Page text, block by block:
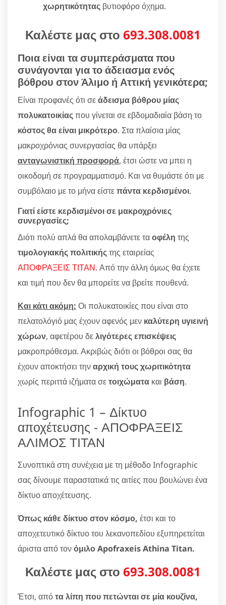
χωρητικότητας βυτιοφόρο όχημα.
Καλέστε μας στο 693.308.0081
Ποια είναι τα συμπεράσματα που
συνάγονται για το άδειασμα ενός
βόθρου στον Άλιμο ή Αττική γενικότερα;
Είναι προφανές ότι σεάδεισμα βόθρου μίας
πολυκατοικίαςπου γίνεται σε εβδομαδιαία βάση το
κόστος θα είναι μικρότερο. Στα πλαίσια μίας
μακροχρόνιας συνεργασίας θα υπάρξει
ανταγωνιστική προσφορά, έτσι ώστε να μπει η
οικοδομή σε προγραμματισμό. Και να θυμάστε ότι με
συμβόλαιο με το μήνα είστεπάντα κερδισμένοι.
Γιατί είστε κερδισμένοι σε μακροχρόνιες
συνεργασίες;
Διότι πολύ απλά θα απολαμβάνετε ταοφέλη της
τιμολογιακής πολιτικήςτης εταιρείας
ΑΠΟΦΡΑΞΕΙΣ ΤΙΤΑΝ. Από την άλλη όμως θα έχετε
και τιμή που δεν θα μπορείτε να βρείτε πουθενά.
Και κάτι ακόμη: Οι πολυκατοικίες που είναι στο
πελατολόγιό μας έχουν αφενός μεν καλύτερη υγιεινή
χώρων, αφετέρου δελιγότερες επισκέψεις
μακροπρόθεσμα. Ακριβώς διότι οι βόθροι σας θα
έχουν αποκτήσει τηναρχική τους χωριτικότητα
χωρίς περιττά ιζήματα σετοιχώματα και βάση.
Infographic 1 – Δίκτυο
αποχέτευσης - ΑΠΟΦΡΑΞΕΙΣ
ΑΛΙΜΟΣ ΤΙΤΑΝ
Συνοπτικά στη συνέχεια με τη μέθοδο Infographic
σας δίνουμε παραστατικά τις αιτίες που βουλώνει ένα
δίκτυο αποχέτευσης.
Όπως κάθε δίκτυο στον κόσμο, έτσι και το
αποχετευτικό δίκτυο του λεκανοπεδίου εξυπηρετείται
άριστα από τονόμιλο Apofraxeis Athina Titan.
Καλέστε μας στο 693.308.0081
Έτσι, απότα λίπη που πετώνται σε μία κουζίνα,